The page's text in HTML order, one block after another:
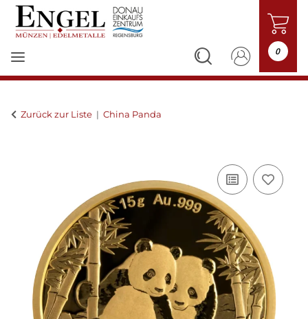
0
Zurück zur Liste China Panda